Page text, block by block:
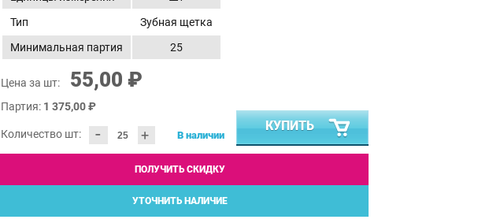
Тип
Зубная щетка
Минимальная партия
25
Цена за шт: 55,00 ₽
Партия: 1 375,00 ₽
Количество шт: - + В наличии
КУПИТЬ
ПОЛУЧИТЬ СКИДКУ
УТОЧНИТЬ НАЛИЧИЕ